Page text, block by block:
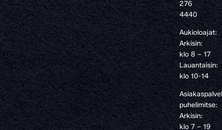
276
4440
Aukioloajat:
Arkisin:
klo 8 – 17
Lauantaisin:
klo 10-14
puhelimitse:
Arkisin:
klo 7 – 19